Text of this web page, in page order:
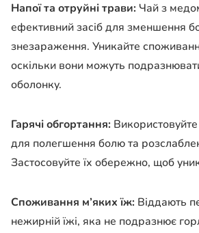
Напої та отруйні трави: Чай з
ефективний засіб для зменшення
знезараження. Уникайте
оскільки вони можуть
оболонку.
Гарячі обгортання:
для полегшення болю та
Застосовуйте їх обережно, щоб
Споживання м’яких їж: Віддають
нежирній їжі, яка не подразнює